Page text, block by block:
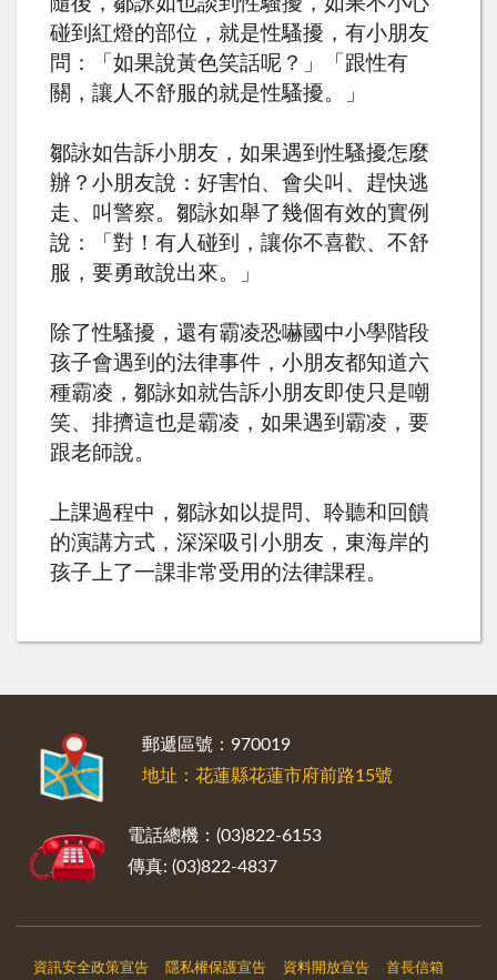
碰到紅燈的部位，就是性騷擾，有小朋友
問：「如果說黃色笑話呢？」「跟性有
關，讓人不舒服的就是性騷擾。」
鄒詠如告訴小朋友，如果遇到性騷擾怎麼
辦？小朋友說：好害怕、會尖叫、趕快逃
走、叫警察。鄒詠如舉了幾個有效的實例
說：「對！有人碰到，讓你不喜歡、不舒
服，要勇敢說出來。」
除了性騷擾，還有霸凌恐嚇國中小學階段
孩子會遇到的法律事件，小朋友都知道六
種霸凌，鄒詠如就告訴小朋友即使只是嘲
笑、排擠這也是霸凌，如果遇到霸凌，要
跟老師說。
上課過程中，鄒詠如以提問、聆聽和回饋
的演講方式，深深吸引小朋友，東海岸的
孩子上了一課非常受用的法律課程。
郵遞區號：970019
地址：花蓮縣花蓮市府前路15號
電話總機：(03)822-6153
傳真: (03)822-4837
資訊安全政策宣告 隱私權保護宣告 資料開放宣告 首長信箱